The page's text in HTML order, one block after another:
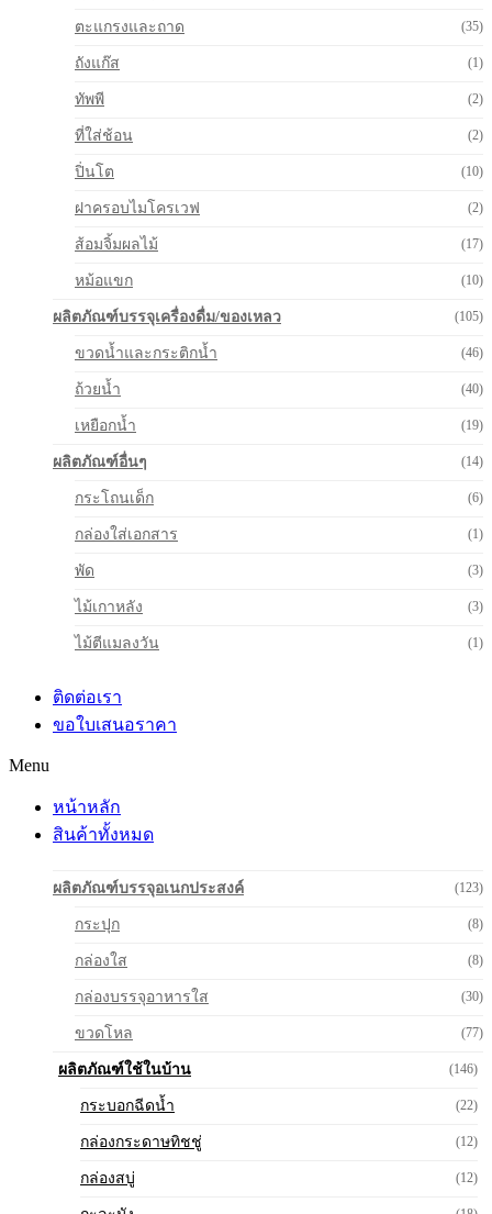
ตะแกรงและถาด (35)
ถังแก๊ส (1)
ทัพพี (2)
ที่ใส่ช้อน (2)
ปิ่นโต (10)
ฝาครอบไมโครเวฟ (2)
ส้อมจิ้มผลไม้ (17)
หม้อแขก (10)
ผลิตภัณฑ์บรรจุเครื่องดื่ม/ของเหลว (105)
ขวดน้ำและกระติกน้ำ (46)
ถ้วยน้ำ (40)
เหยือกน้ำ (19)
ผลิตภัณฑ์อื่นๆ (14)
กระโถนเด็ก (6)
กล่องใส่เอกสาร (1)
พัด (3)
ไม้เกาหลัง (3)
ไม้ตีแมลงวัน (1)
ติดต่อเรา
ขอใบเสนอราคา
Menu
หน้าหลัก
สินค้าทั้งหมด
ผลิตภัณฑ์บรรจุอเนกประสงค์ (123)
กระปุก (8)
กล่องใส (8)
กล่องบรรจุอาหารใส (30)
ขวดโหล (77)
ผลิตภัณฑ์ใช้ในบ้าน (146)
กระบอกฉีดน้ำ (22)
กล่องกระดาษทิชชู่ (12)
กล่องสบู่ (12)